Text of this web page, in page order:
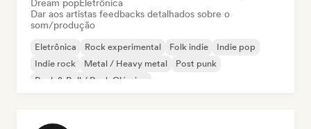
Dream popEletrônica
Dar aos artistas feedbacks detalhados sobre o
som/produção
Eletrônica Rock experimental Folk indie
Indie pop
Indie rock
Metal / Heavy metal
Post punk
Rock & Roll / Rock Clássico